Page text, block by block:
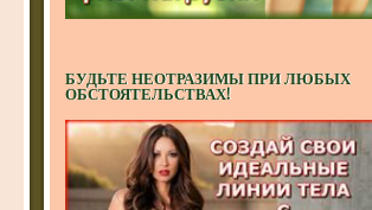
БУДЬТЕ НЕОТРАЗИМЫ ПРИ ЛЮБЫХ
ОБСТОЯТЕЛЬСТВАХ!